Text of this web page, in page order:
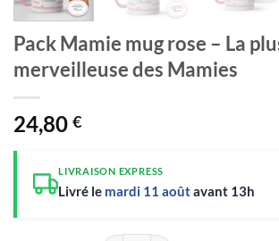
Pack Mamie mug rose – La
merveilleuse des Mamies
24,80 €
LIVRAISON EXPRESS
Livré le mardi 11 aoûtavant 13h